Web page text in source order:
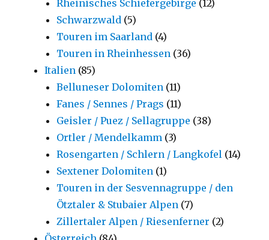
Rheinisches Schiefergebirge (12)
Schwarzwald (5)
Touren im Saarland (4)
Touren in Rheinhessen (36)
Italien (85)
Belluneser Dolomiten (11)
Fanes / Sennes / Prags (11)
Geisler / Puez / Sellagruppe (38)
Ortler / Mendelkamm (3)
Rosengarten / Schlern / Langkofel (14)
Sextener Dolomiten (1)
Touren in der Sesvennagruppe / den
Ötztaler & Stubaier Alpen (7)
Zillertaler Alpen / Riesenferner (2)